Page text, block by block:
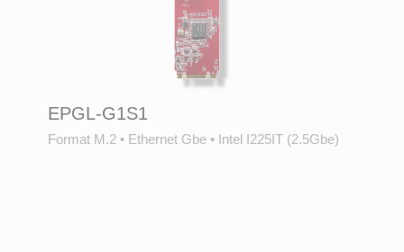
EPGL-G1S1
Format M.2 • Ethernet Gbe • Intel I225IT (2.5Gbe)